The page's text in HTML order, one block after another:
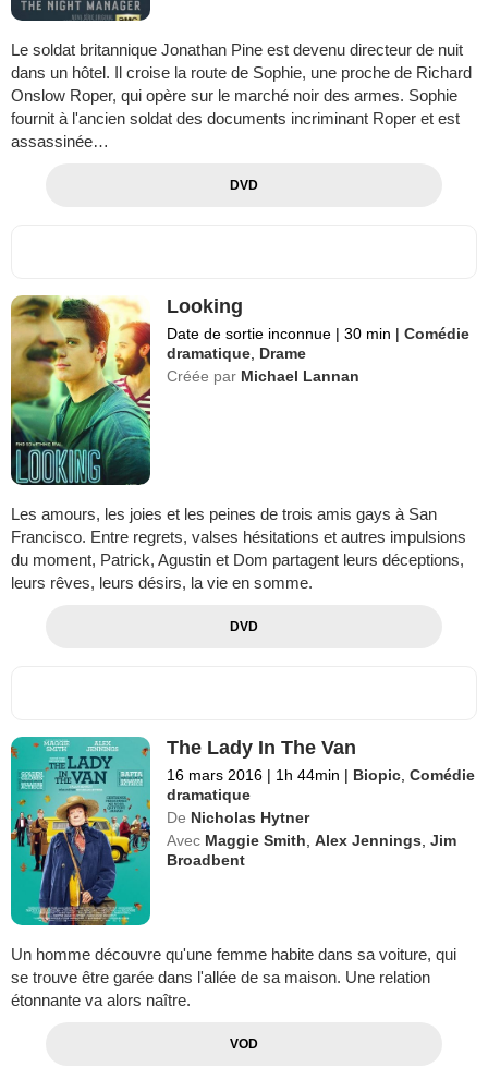
Le soldat britannique Jonathan Pine est devenu directeur de nuit
dans un hôtel. Il croise la route de Sophie, une proche de Richard
Onslow Roper, qui opère sur le marché noir des armes. Sophie
fournit à l'ancien soldat des documents incriminant Roper et est
assassinée…
DVD
Looking
Date de sortie inconnue | 30 min | Comédie
dramatique Drame
Créée par Michael Lannan
Les amours, les joies et les peines de trois amis gays à San
Francisco. Entre regrets, valses hésitations et autres impulsions
du moment, Patrick, Agustin et Dom partagent leurs déceptions,
leurs rêves, leurs désirs, la vie en somme.
DVD
The Lady In The Van
16 mars 2016 | 1h 44min | Biopic ,Comédie
dramatique
De Nicholas Hytner
Avec Maggie Smith ,Alex Jennings ,Jim
Broadbent
Un homme découvre qu'une femme habite dans sa voiture, qui
se trouve être garée dans l'allée de sa maison. Une relation
étonnante va alors naître.
VOD